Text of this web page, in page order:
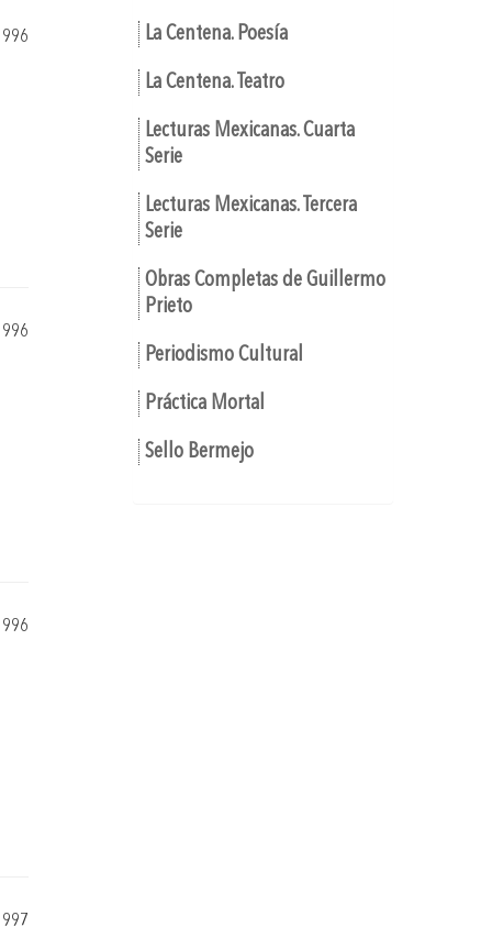
La Centena. Poesía
La Centena. Teatro
Lecturas Mexicanas. Cuarta
Serie
Lecturas Mexicanas. Tercera
Serie
Obras Completas de Guillermo
Prieto
Periodismo Cultural
Práctica Mortal
Sello Bermejo